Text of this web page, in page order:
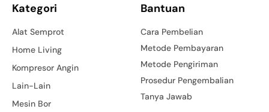
Kategori
Alat Semprot
Home Living
Kompresor Angin
Lain-Lain
Mesin Bor
Bantuan
Cara Pembelian
Metode Pembayaran
Metode Pengiriman
Prosedur Pengembalian
Tanya Jawab